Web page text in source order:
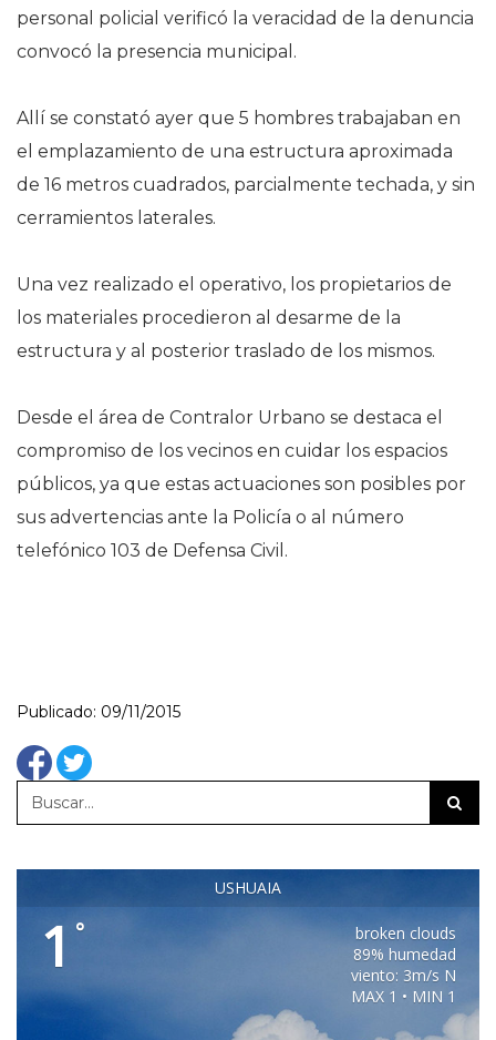
personal policial verificó la veracidad de la denuncia
convocó la presencia municipal.
Allí se constató ayer que 5 hombres trabajaban en
el emplazamiento de una estructura aproximada
de 16 metros cuadrados, parcialmente techada, y sin
cerramientos laterales.
Una vez realizado el operativo, los propietarios de
los materiales procedieron al desarme de la
estructura y al posterior traslado de los mismos.
Desde el área de Contralor Urbano se destaca el
compromiso de los vecinos en cuidar los espacios
públicos, ya que estas actuaciones son posibles por
sus advertencias ante la Policía o al número
telefónico 103 de Defensa Civil.
Publicado: 09/11/2015
USHUAIA
1 °
broken clouds
89% humedad
viento: 3m/s N
MAX 1 • MIN 1